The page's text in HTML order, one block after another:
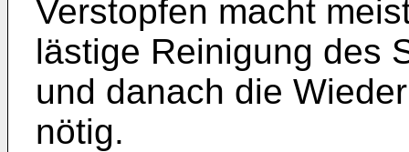
Verstopfen macht
lästige Reinigung des
und danach die
nötig.